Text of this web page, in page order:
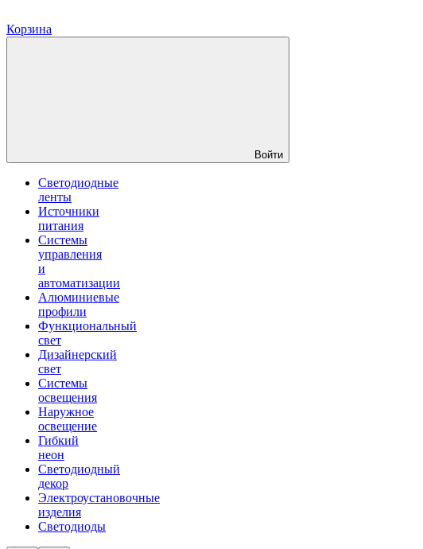
Корзина
Войти
Светодиодные
ленты
Источники
питания
Системы
управления
и
автоматизации
Алюминиевые
профили
Функциональный
свет
Дизайнерский
свет
Системы
освещения
Наружное
освещение
Гибкий
неон
Светодиодный
декор
Электроустановочные
изделия
Светодиоды